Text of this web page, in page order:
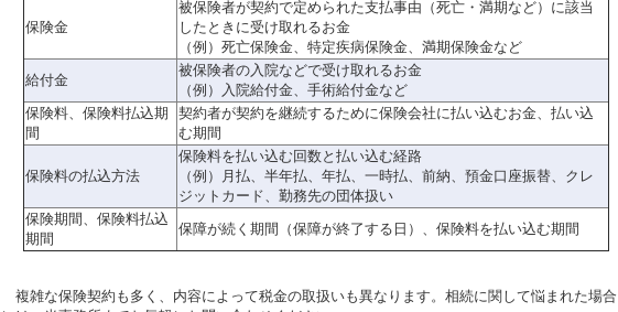
保険金
被保険者が契約で定められた支払事由（死亡・満期など）に該当
したときに受け取れるお金
（例）死亡保険金、特定疾病保険金、満期保険金など
給付金
被保険者の入院などで受け取れるお金
（例）入院給付金、手術給付金など
保険料、保険料払込期
間
契約者が契約を継続するために保険会社に払い込むお金、払い込
む期間
保険料の払込方法
保険料を払い込む回数と払い込む経路
（例）月払、半年払、年払、一時払、前納、預金口座振替、クレ
ジットカード、勤務先の団体扱い
保険期間、保険料払込
期間
保障が続く期間（保障が終了する日）、保険料を払い込む期間
複雑な保険契約も多く、内容によって税金の取扱いも異なります。相続に関して悩まれた場合